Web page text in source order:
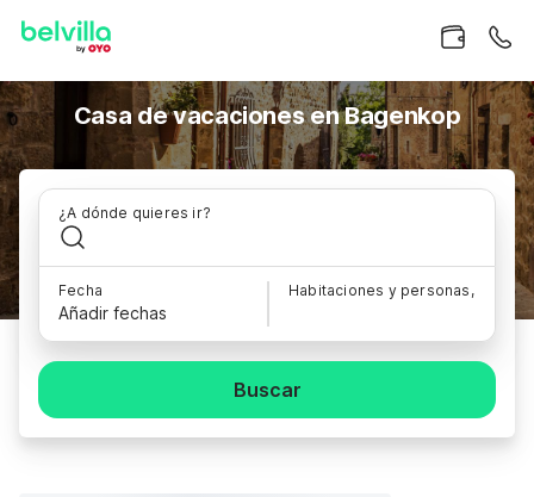
Casa de vacaciones en Bagenkop
¿A dónde quieres ir?
Fecha
Añadir fechas
Habitaciones y personas,
Buscar